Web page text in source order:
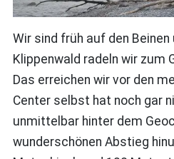
Wir sind früh auf den Beinen
Klippenwald radeln wir zum
Das erreichen wir vor den
Center selbst hat noch gar
unmittelbar hinter dem
wunderschönen Abstieg